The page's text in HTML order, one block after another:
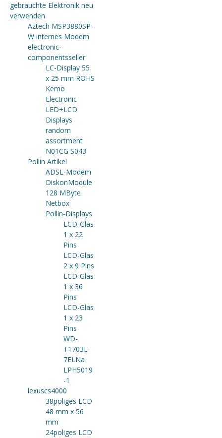
gebrauchte Elektronik neu
verwenden
Aztech MSP3880SP-
W internes Modem
electronic-
componentsseller
LC-Display 55
x 25 mm ROHS
Kemo
Electronic
LED+LCD
Displays
random
assortment
N01CG S043
Pollin Artikel
ADSL-Modem
DiskonModule
128 MByte
Netbox
Pollin-Displays
LCD-Glas
1 x 22
Pins
LCD-Glas
2 x 9 Pins
LCD-Glas
1 x 36
Pins
LCD-Glas
1 x 23
Pins
WD-
T1703L-
7ELNa
LPH5019
-1
lexuscs4000
38poliges LCD
48 mm x 56
mm
24poliges LCD